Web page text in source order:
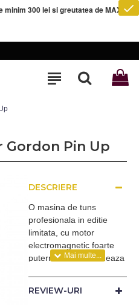
300 lei si greutatea de MAXIM 5
Pin Up
DESCRIERE
O masina de tuns
profesionala in editie
limitata, cu motor
electromagnetic foarte
puternic, ce functioneaza
Caracteristici:
REVIEW-URI